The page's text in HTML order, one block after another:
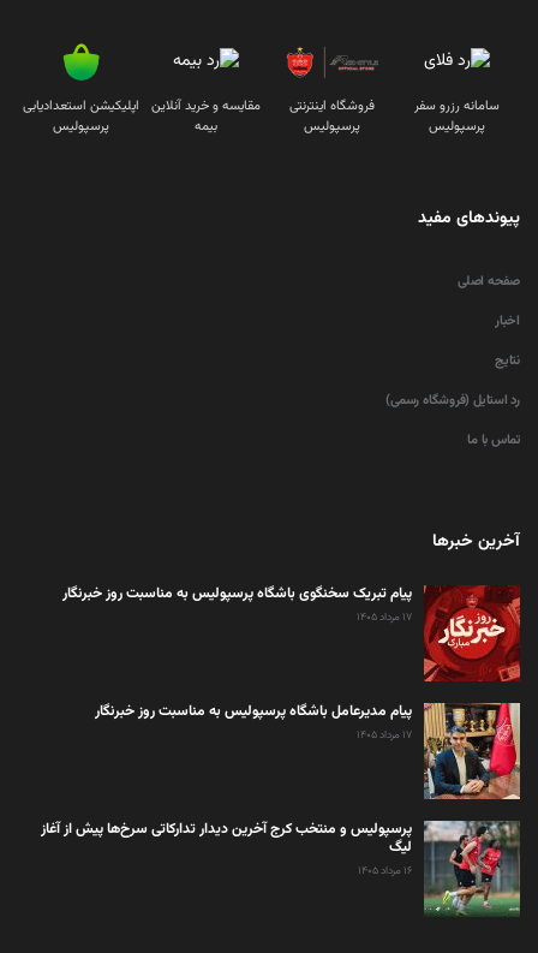
سامانه رزرو سفر
پرسپولیس
فروشگاه اینترنتی
پرسپولیس
مقایسه و خرید آنلاین
بیمه
اپلیکیشن استعدادیابی
پرسپولیس
پیوندهای مفید
صفحه اصلی
اخبار
نتایج
رد استایل (فروشگاه رسمی)
تماس با ما
آخرین خبرها
پیام تبریک سخنگوی باشگاه پرسپولیس به مناسبت روز خبرنگار
۱۷ مرداد ۱۴۰۵
پیام مدیرعامل باشگاه پرسپولیس به مناسبت روز خبرنگار
۱۷ مرداد ۱۴۰۵
پرسپولیس و منتخب کرج آخرین دیدار تدارکاتی سرخ‌ها پیش از آغاز
لیگ
۱۶ مرداد ۱۴۰۵